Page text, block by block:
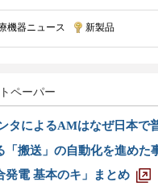
機器ニュース 新製品
ペーパー
タによるAMはなぜ日本で
「搬送」の自動化を進めた
発電 基本のキ」まとめ